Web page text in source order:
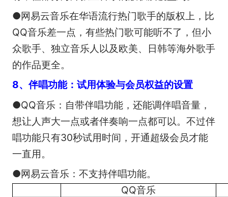
●网易云音乐在华语流行热门歌手的版权上，比
QQ音乐差一点，有些热门歌可能听不了，但小
众歌手、独立音乐人以及欧美、日韩等海外歌手
的作品更全。
8、伴唱功能：试用体验与会员权益的设置
●QQ音乐：自带伴唱功能，还能调伴唱音量，
想让人声大一点或者伴奏响一点都可以。不过伴
唱功能只有30秒试用时间，开通超级会员才能
一直用。
●网易云音乐：不支持伴唱功能。
QQ音乐